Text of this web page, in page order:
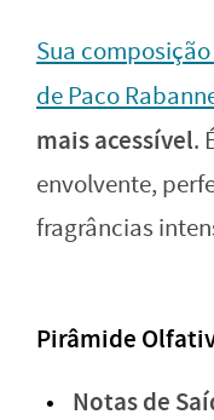
Sua
de Paco
mais acessível.
envolvente,
fragrâncias
Pirâmide
Notas de